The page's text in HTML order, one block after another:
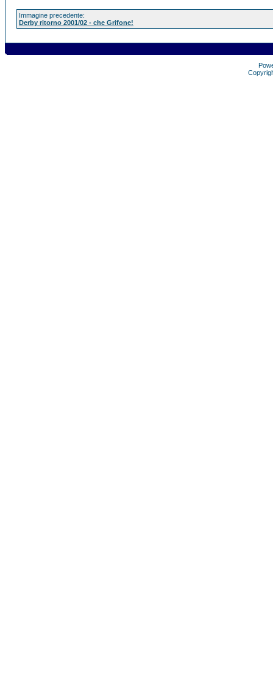
Immagine precedente:
Derby ritorno 2001/02 - che Grifone!